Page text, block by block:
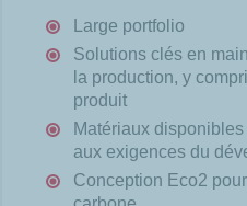
Large portfolio
Solutions clés en
la production, y
produit
Matériaux
aux exigences du
Conception Eco2